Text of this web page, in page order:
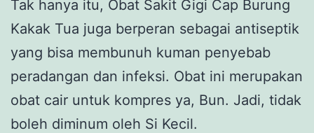
Tak hanya itu, Obat Sakit Gigi Cap Burung
Kakak Tua juga berperan sebagai antiseptik
yang bisa membunuh kuman penyebab
peradangan dan infeksi. Obat ini merupakan
obat cair untuk kompres ya, Bun. Jadi, tidak
boleh diminum oleh Si Kecil.